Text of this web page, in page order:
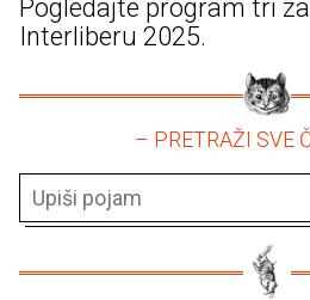
Pogledajte program tri
Interliberu 2025.
– PRETRAŽI SVE